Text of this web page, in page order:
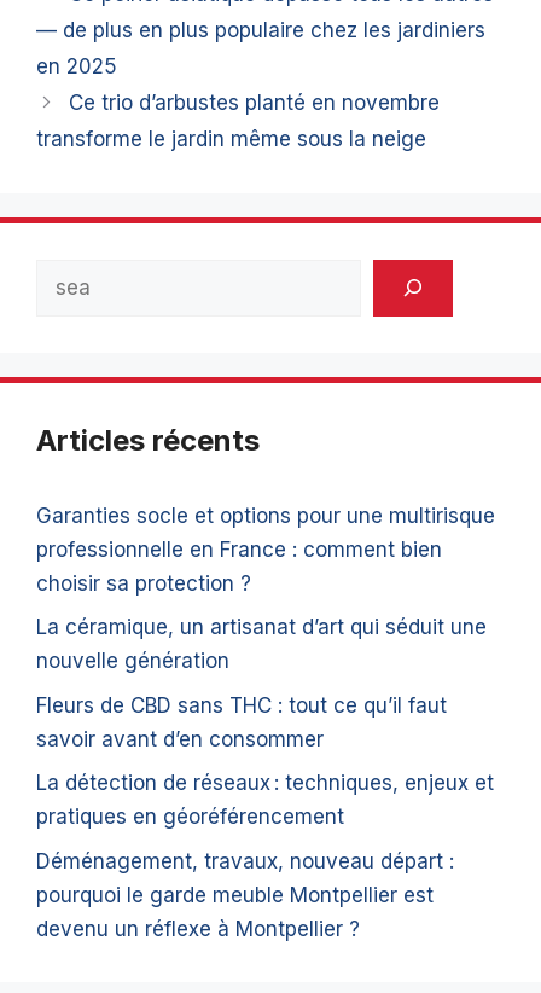
— de plus en plus populaire chez les jardiniers
en 2025
Ce trio d’arbustes planté en novembre
transforme le jardin même sous la neige
Articles récents
Garanties socle et options pour une multirisque
professionnelle en France : comment bien
choisir sa protection ?
La céramique, un artisanat d’art qui séduit une
nouvelle génération
Fleurs de CBD sans THC : tout ce qu’il faut
savoir avant d’en consommer
La détection de réseaux : techniques, enjeux et
pratiques en géoréférencement
Déménagement, travaux, nouveau départ :
pourquoi le garde meuble Montpellier est
devenu un réflexe à Montpellier ?